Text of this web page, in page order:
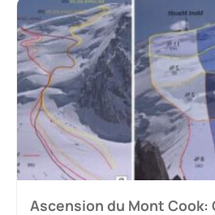
Ascension du Mont Cook: